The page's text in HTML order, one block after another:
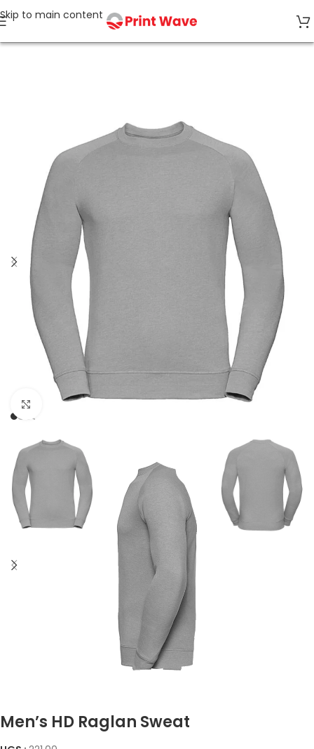
Skip to main content
Click to enlarge
Men’s HD Raglan Sweat